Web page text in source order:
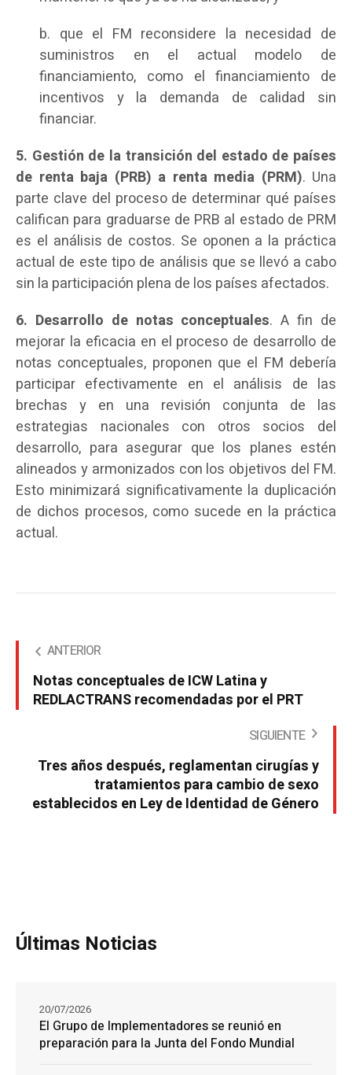
b. que el FM reconsidere la necesidad de
suministros en el actual modelo de
financiamiento, como el financiamiento de
incentivos y la demanda de calidad sin
financiar.
5. Gestión de la transición del estado de países
de renta baja (PRB) a renta media (PRM). Una
parte clave del proceso de determinar qué países
califican para graduarse de PRB al estado de PRM
es el análisis de costos. Se oponen a la práctica
actual de este tipo de análisis que se llevó a cabo
sin la participación plena de los países afectados.
6. Desarrollo de notas conceptuales. A fin de
mejorar la eficacia en el proceso de desarrollo de
notas conceptuales, proponen que el FM debería
participar efectivamente en el análisis de las
brechas y en una revisión conjunta de las
estrategias nacionales con otros socios del
desarrollo, para asegurar que los planes estén
alineados y armonizados con los objetivos del FM.
Esto minimizará significativamente la duplicación
de dichos procesos, como sucede en la práctica
actual.
ANTERIOR
Notas conceptuales de ICW Latina y
REDLACTRANS recomendadas por el PRT
SIGUIENTE
Tres años después, reglamentan cirugías y
tratamientos para cambio de sexo
establecidos en Ley de Identidad de Género
Últimas Noticias
El Grupo de Implementadores se reunió en
preparación para la Junta del Fondo Mundial
20/07/2026